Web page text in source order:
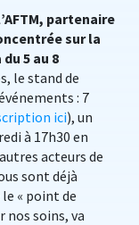
partenaire
sur la
5 au 8
le stand de
: 7
ici), un
à 17h30 en
acteurs de
sont déjà
« point de
nos soins, va